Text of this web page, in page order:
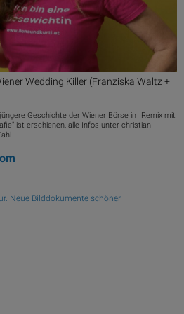
Wedding Killer (Franziska Waltz +
Geschichte der Wiener Börse im Remix mit
ist erschienen, alle Infos unter christian-
...
Neue Bilddokumente schöner